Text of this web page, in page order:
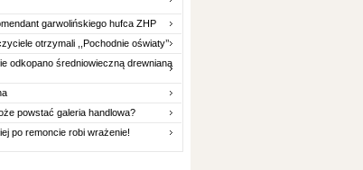
garwolińskiego hufca ZHP
otrzymali ,,Pochodnie oświaty’’
odkopano średniowieczną drewnianą
powstać galeria handlowa?
po remoncie robi wrażenie!